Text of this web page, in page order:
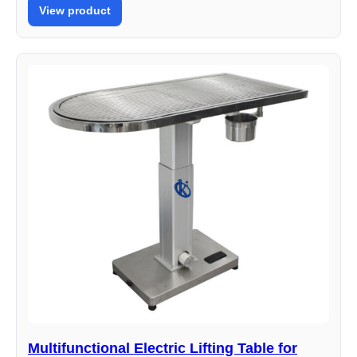
View product
Multifunctional Electric Lifting Table for